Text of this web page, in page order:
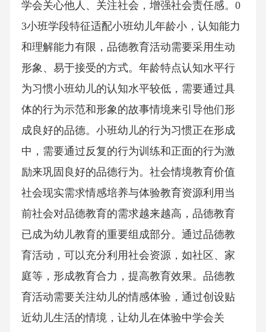
学会关心他人、关注社会，增强社会责任感。0
3小班学段特征适配小班幼儿年龄小，认知能力
和理解能力有限，品德教育活动需要采用生动
形象、易于接受的方式。年龄特点认知水平行
为习惯小班幼儿的认知水平较低，需要通过具
体的行为示范和形象的故事情境来引导他们形
成良好的品德。小班幼儿的行为习惯正在形成
中，需要通过反复的行为训练和正面的行为激
励来巩固良好的品德行为。社会情境教育价值
社会现实需求情感培养与体验教育资源利用当
前社会对品德教育的需求越来越高，品德教育
已成为幼儿教育的重要组成部分。通过品德教
育活动，可以充分利用社会资源，如社区、家
庭等，形成教育合力，提高教育效果。品德教
育活动需要关注幼儿的情感体验，通过创设贴
近幼儿生活的情境，让幼儿在体验中学会关